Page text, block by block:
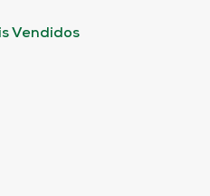
Vendidos